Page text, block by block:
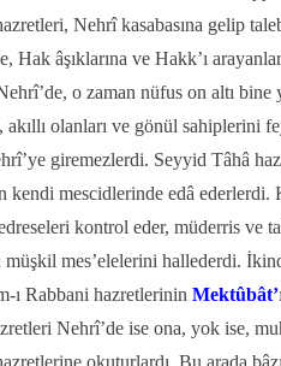
Nehrî kasabasına gelip
Hak âşıklarına ve Hakk’ı
o zaman nüfus on altı bine
olanları ve gönül sahiplerini
giremezlerdi. Seyyid Tâhâ
kendi mescidlerinde edâ ederlerdi.
kontrol eder, müderris ve
mes’elelerini hallederdi.
ı Rabbani hazretlerinin Mektûbât’
Nehrî’de ise ona, yok ise,
okuturlardı. Bu arada